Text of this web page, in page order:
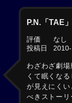
P.N.「TAE
評価
なし
投稿日
わざわざ劇
くて眠くな
が見えにく
べきストーリ